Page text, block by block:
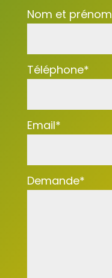
Nom et prénom
Téléphone*
Email*
Demande*